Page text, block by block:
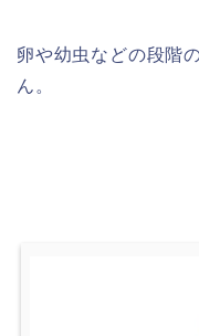
卵や幼虫などの段階
ん。